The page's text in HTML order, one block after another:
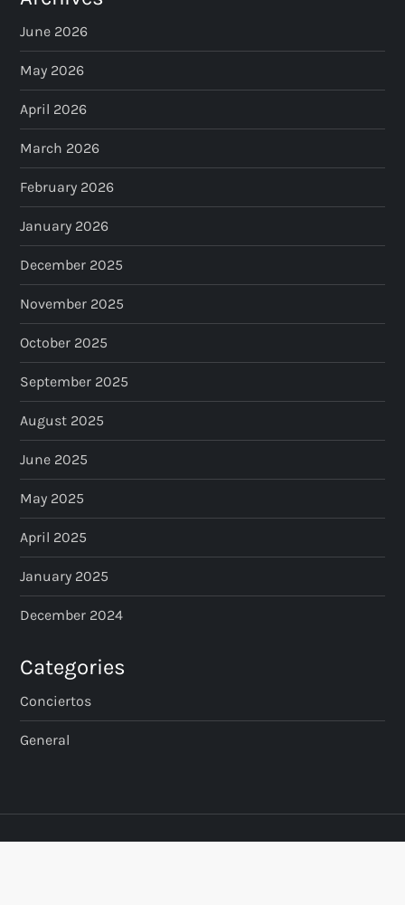
June 2026
May 2026
April 2026
March 2026
February 2026
January 2026
December 2025
November 2025
October 2025
September 2025
August 2025
June 2025
May 2025
April 2025
January 2025
December 2024
Categories
Conciertos
General